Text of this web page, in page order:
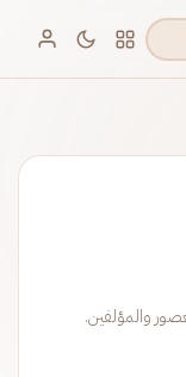
والمؤلفين.